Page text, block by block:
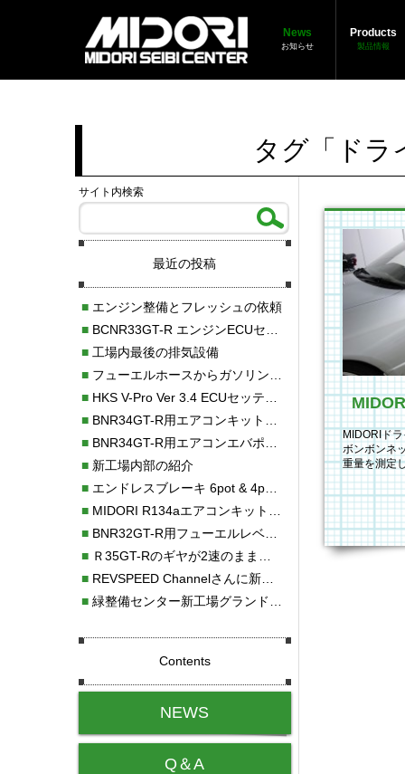
News
お知らせ
Products
製品情報
タグ「ドラ
MIDORIド
ボンボンネ
重量を測定
ンドアー
サイト内検索
最近の投稿
■エンジン整備とフレッシュの依頼
■BCNR33GT-R エンジンECUセッティング調整
■工場内最後の排気設備
■フューエルホースからガソリン漏れ
■HKS V-Pro Ver 3.4 ECUセッティング
■BNR34GT-R用エアコンキット新発売！！
■BNR34GT-R用エアコンエバポレーターを新発売！！
■新工場内部の紹介
■エンドレスブレーキ 6pot & 4potオーバーホール
■MIDORI R134aエアコンキットタイプⅡ取り付け
■BNR32GT-R用フューエルレベルセンサー新発売！！
■Ｒ35GT-Rのギヤが2速のまま変速しない！！
■REVSPEED Channelさんに新社屋を紹介していただきました!!
■緑整備センター新工場グランドオープン・続報
Contents
NEWS
Q＆A